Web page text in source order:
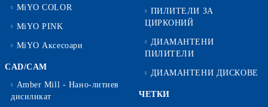
MiYO COLOR
MiYO PINK
MiYO Аксесоари
CAD/CAM
Amber Mill - Нано-литиев
дисиликат
ПИЛИТЕЛИ ЗА
ЦИРКОНИЙ
ДИАМАНТЕНИ
ПИЛИТЕЛИ
ДИАМАНТЕНИ ДИСКОВЕ
ЧЕТКИ